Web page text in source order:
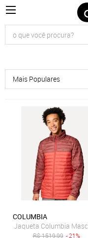
COLUMBIA
Jaqueta Columbia
R$1519,99 - 21%